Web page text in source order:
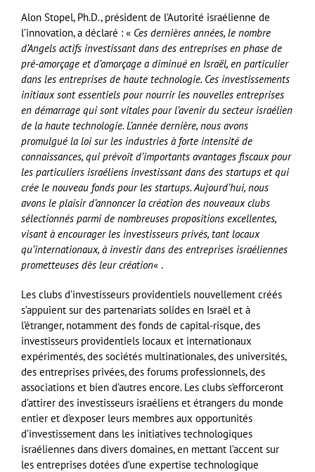
Alon Stopel, Ph.D., président de l’Autorité israélienne de
l’innovation, a déclaré : « Ces dernières années, le nombre
d’Angels actifs investissant dans des entreprises en phase de
pré-amorçage et d’amorçage a diminué en Israël, en particulier
dans les entreprises de haute technologie. Ces investissements
initiaux sont essentiels pour nourrir les nouvelles entreprises
en démarrage qui sont vitales pour l’avenir du secteur israélien
de la haute technologie. L’année dernière, nous avons
promulgué la loi sur les industries à forte intensité de
connaissances, qui prévoit d’importants avantages fiscaux pour
les particuliers israéliens investissant dans des startups et qui
crée le nouveau fonds pour les startups. Aujourd’hui, nous
avons le plaisir d’annoncer la création des nouveaux clubs
sélectionnés parmi de nombreuses propositions excellentes,
visant à encourager les investisseurs privés, tant locaux
qu’internationaux, à investir dans des entreprises israéliennes
prometteuses dès leur création« .
Les clubs d’investisseurs providentiels nouvellement créés
s’appuient sur des partenariats solides en Israël et à
l’étranger, notamment des fonds de capital-risque, des
investisseurs providentiels locaux et internationaux
expérimentés, des sociétés multinationales, des universités,
des entreprises privées, des forums professionnels, des
associations et bien d’autres encore. Les clubs s’efforceront
d’attirer des investisseurs israéliens et étrangers du monde
entier et d’exposer leurs membres aux opportunités
d’investissement dans les initiatives technologiques
israéliennes dans divers domaines, en mettant l’accent sur
les entreprises dotées d’une expertise technologique